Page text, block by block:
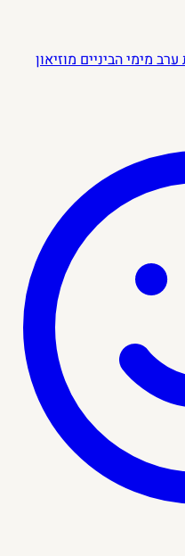
מימי הבינייםמוזיאון